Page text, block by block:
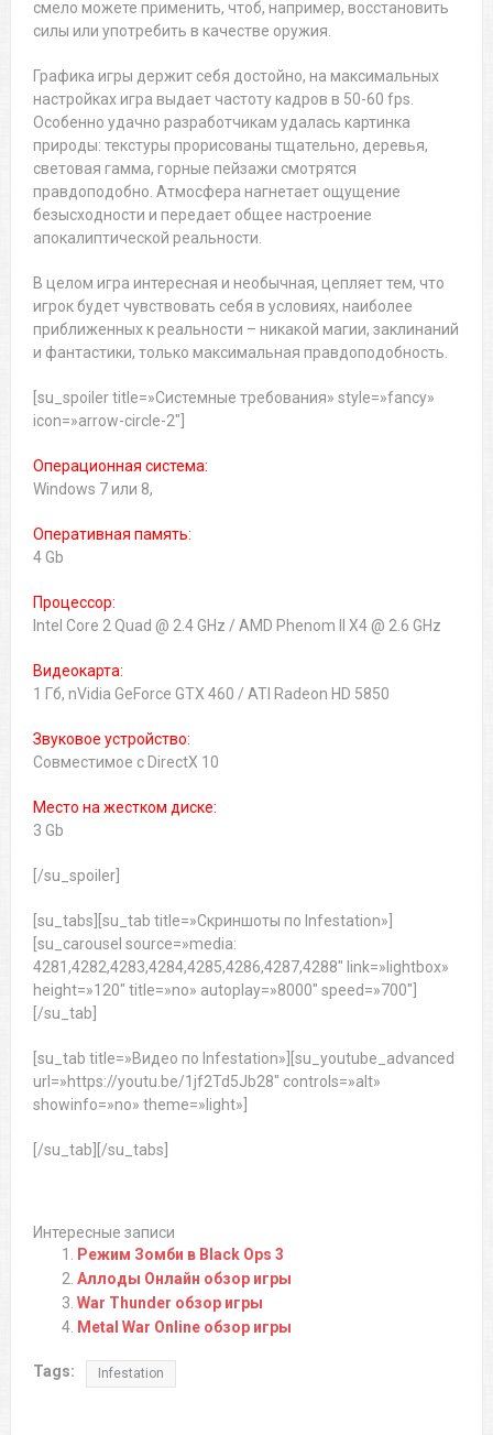
смело можете применить, чтоб, например, восстановить
силы или употребить в качестве оружия.
Графика игры держит себя достойно, на максимальных
настройках игра выдает частоту кадров в 50-60 fps.
Особенно удачно разработчикам удалась картинка
природы: текстуры прорисованы тщательно, деревья,
световая гамма, горные пейзажи смотрятся
правдоподобно. Атмосфера нагнетает ощущение
безысходности и передает общее настроение
апокалиптической реальности.
В целом игра интересная и необычная, цепляет тем, что
игрок будет чувствовать себя в условиях, наиболее
приближенных к реальности – никакой магии, заклинаний
и фантастики, только максимальная правдоподобность.
[su_spoiler title=»Системные требования» style=»fancy»
icon=»arrow-circle-2″]
Операционная система:
Windows 7 или 8,
Оперативная память:
4 Gb
Процессор:
Intel Core 2 Quad @ 2.4 GHz / AMD Phenom II X4 @ 2.6 GHz
Видеокарта:
1 Гб, nVidia GeForce GTX 460 / ATI Radeon HD 5850
Звуковое устройство:
Совместимое с DirectX 10
Место на жестком диске:
3 Gb
[/su_spoiler]
[su_tabs][su_tab title=»Скриншоты по Infestation»]
[su_carousel source=»media:
4281,4282,4283,4284,4285,4286,4287,4288″ link=»lightbox»
height=»120″ title=»no» autoplay=»8000″ speed=»700″]
[/su_tab]
[su_tab title=»Видео по Infestation»][su_youtube_advanced
url=»https://youtu.be/1jf2Td5Jb28″ controls=»alt»
showinfo=»no» theme=»light»]
[/su_tab][/su_tabs]
Интересные записи
Режим Зомби в Black Ops 3
Аллоды Онлайн обзор игры
War Thunder обзор игры
Metal War Online обзор игры
Tags: Infestation